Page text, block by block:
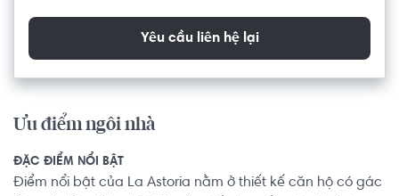
Yêu cầu liên hệ lại
Ưu điểm ngôi nhà
ĐẶC ĐIỂM NỔI BẬT
Điểm nổi bật của La Astoria nằm ở thiết kế căn hộ có gác